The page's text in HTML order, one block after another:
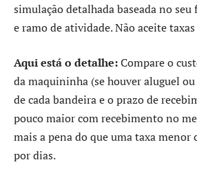
simulação detalhada baseada no
e ramo de atividade. Não aceite
Aqui está o detalhe:Compare o
da maquininha (se houver aluguel ou
de cada bandeira e o prazo de
pouco maior com recebimento no
mais a pena do que uma taxa
por dias.